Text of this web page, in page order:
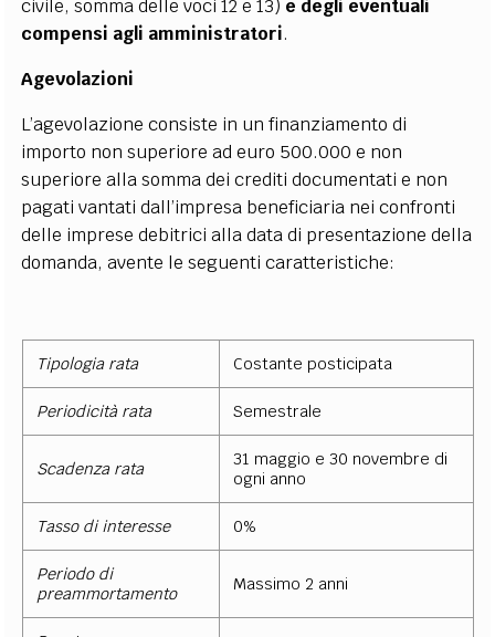
civile, somma delle voci 12 e 13) e degli eventuali
compensi agli amministratori.
Agevolazioni
L’agevolazione consiste in un finanziamento di
importo non superiore ad euro 500.000 e non
superiore alla somma dei crediti documentati e non
pagati vantati dall’impresa beneficiaria nei confronti
delle imprese debitrici alla data di presentazione della
domanda, avente le seguenti caratteristiche:
Tipologia rata Costante posticipata
Periodicità rata Semestrale
Scadenza rata
31 maggio e 30 novembre di
ogni anno
Tasso di interesse 0%
Periodo di
preammortamento
Massimo 2 anni